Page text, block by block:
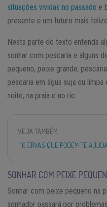
situações vividas no passado e
presente e um futuro mais
Nesta parte do texto entenda
sonhar com pescaria e alguns
pequeno, peixe grande,
pescaria em água suja ou
noite, na praia e no rio.
VEJA TAMBÉM
10 ERVAS QUE PODEM TE
SONHAR COM PEIXE
Sonhar com peixe pequeno na
sonhador passará por